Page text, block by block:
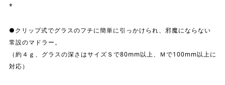
*
●クリップ式でグラスのフチに簡単に引っかけられ、邪魔にならない
常設のマドラー。
（約４ｇ、グラスの深さはサイズＳで80mm以上、Ｍで100mm以上に
対応）